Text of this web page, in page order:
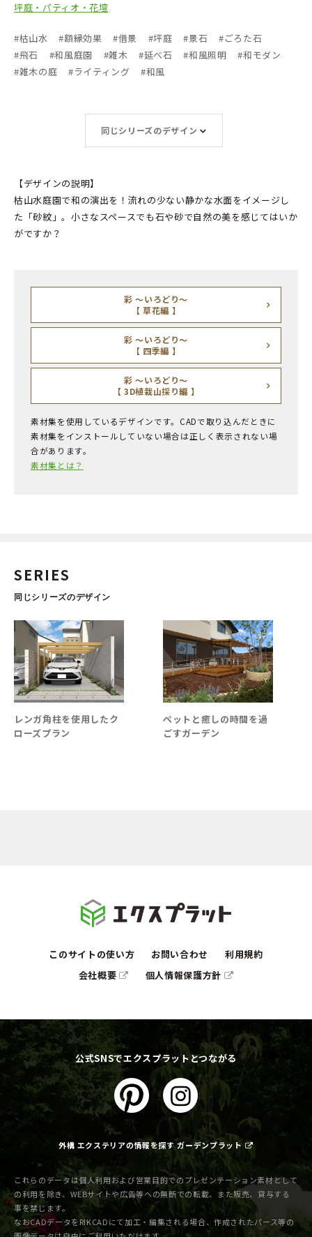
坪庭・パティオ・花壇
#枯山水 #額縁効果 #借景 #坪庭 #景石 #ごろた石
#飛石 #和風庭園 #雑木 #延べ石 #和風照明 #和モダン
#雑木の庭 #ライティング #和風
同じシリーズのデザイン
【デザインの説明】
枯山水庭園で和の演出を！流れの少ない静かな水面をイメージし
た「砂紋」。小さなスペースでも石や砂で自然の美を感じてはいか
がですか？
彩 ～いろどり～
【 草花編 】
彩 ～いろどり～
【 四季編 】
彩 ～いろどり～
【 3D植栽山採り編 】
素材集を使用しているデザインです。CADで取り込んだときに
素材集をインストールしていない場合は正しく表示されない場
合があります。
素材集とは？
SERIES
同じシリーズのデザイン
レンガ角柱を使用したク
ローズプラン
ペットと癒しの時間を過
ごすガーデン
このサイトの使い方 お問い合わせ
利用規約
会社概要
個人情報保護方針
公式SNSでエクスプラットとつながる
外構 エクステリアの情報を探す ガーデンプラット
これらのデータは個人利用および営業目的でのプレゼンテーション素材として
の利用を除き、WEBサイトや広告等への無断での転載、また販売、貸与する
事を禁じます。
なおCADデータをRIKCADにて加工・編集される場合、作成されたパース等の